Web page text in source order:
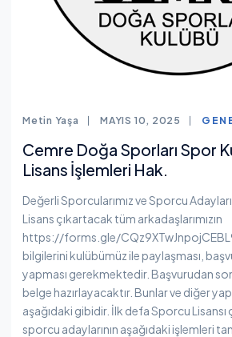
Metin Yaşa MAYIS 10, 2025
Cemre Doğa Sporları Spor
Lisans İşlemleri Hak.
Değerli Sporcularımız ve Sporcu
Lisans çıkartacak tüm arkadaşlarımızın
https://forms.gle/
bilgilerini kulübümüz ile paylaşması,
yapması gerekmektedir. Başvurudan
belge hazırlayacaktır. Bunlar ve diğer
aşağıdaki gibidir. İlk defa Sporcu
sporcu adaylarının aşağıdaki işlemleri